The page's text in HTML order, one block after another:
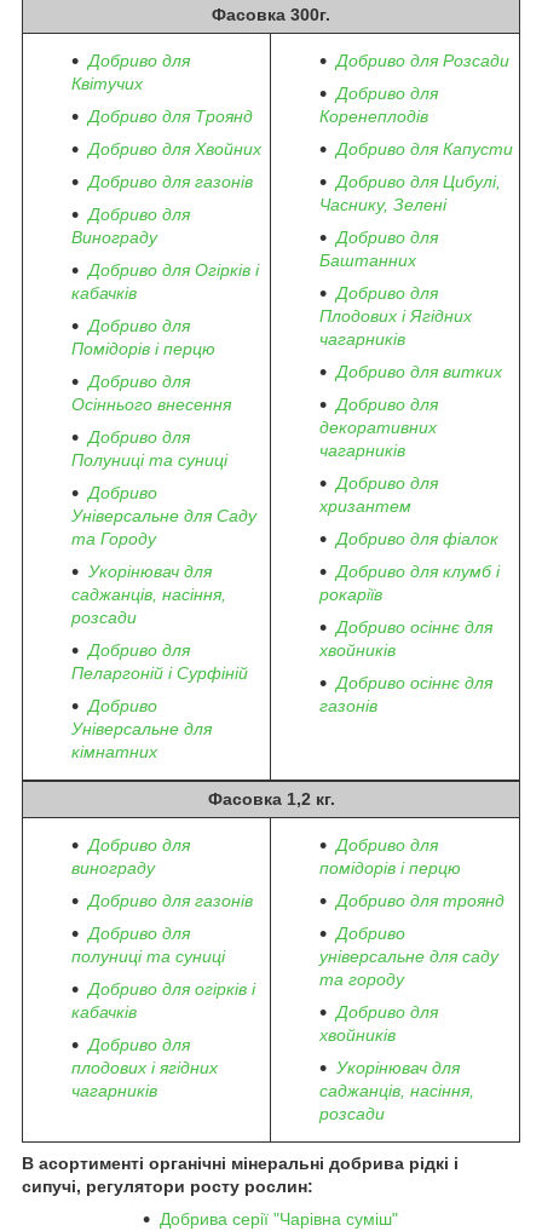
Фасовка 300г.
Добриво для
Квітучих
Добриво для Троянд
Добриво для Хвойних
Добриво для газонів
Добриво для
Винограду
Добриво для Огірків і
кабачків
Добриво для
Помідорів і перцю
Добриво для
Осіннього внесення
Добриво для
Полуниці та суниці
Добриво
Універсальне для Саду
та Городу
Укорінювач для
саджанців, насіння,
розсади
Добриво для
Пеларгоній і Сурфіній
Добриво
Універсальне для
кімнатних
Добриво для Розсади
Добриво для
Коренеплодів
Добриво для Капусти
Добриво для Цибулі,
Часнику, Зелені
Добриво для
Баштанних
Добриво для
Плодових і Ягідних
чагарників
Добриво для витких
Добриво для
декоративних
чагарників
Добриво для
хризантем
Добриво для фіалок
Добриво для клумб і
рокаріїв
Добриво осіннє для
хвойників
Добриво осіннє для
газонів
Фасовка 1,2 кг.
Добриво для
винограду
Добриво для газонів
Добриво для
полуниці та суниці
Добриво для огірків і
кабачків
Добриво для
плодових і ягідних
чагарників
Добриво для
помідорів і перцю
Добриво для троянд
Добриво
універсальне для саду
та городу
Добриво для
хвойників
Укорінювач для
саджанців, насіння,
розсади
В асортименті органічні мінеральні добрива рідкі і
сипучі, регулятори росту рослин:
Добрива серії "Чарівна суміш"